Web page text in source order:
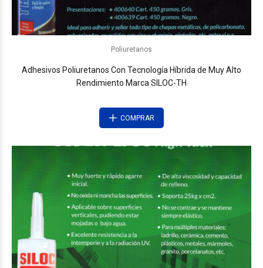
Poliuretanos
Adhesivos Poliuretanos Con Tecnología Híbrida de Muy Alto
Rendimiento Marca SILOC-TH
COMPRAR